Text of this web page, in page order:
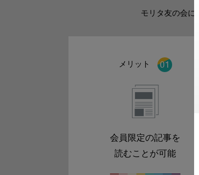
モリタ友の会に
メリット
会員限定の記事を
読むことが可能